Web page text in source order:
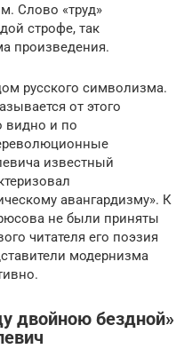
Слово «труд»
строфе, так
произведения.
русского символизма.
от этого
видно и по
известный
авангардизму». К
не были приняты
читателя его поэзия
модернизма
двойною бездной»